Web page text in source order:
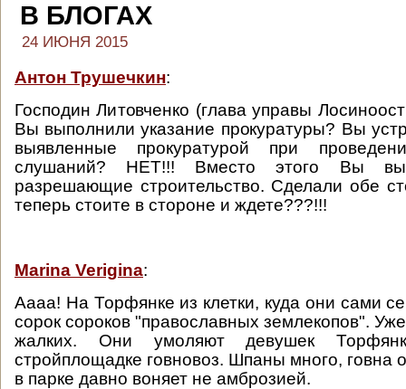
В БЛОГАХ
24 ИЮНЯ 2015
Антон Трушечкин:
Господин Литовченко (глава управы
Вы выполнили указание прокуратуры? Вы
выявленные прокуратурой при
слушаний? НЕТ!!! Вместо этого Вы
разрешающие строительство. Сделали обе
теперь стоите в стороне и ждете???!!!
Marina Verigina:
Аааа! На Торфянке из клетки, куда они сами
сорок сороков "православных землекопов".
жалких. Они умоляют девушек
стройплощадке говновоз. Шпаны много, говна
в парке давно воняет не амброзией.